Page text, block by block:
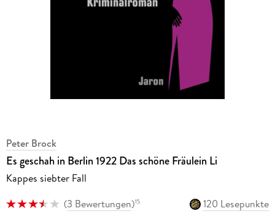
Peter Brock
Es geschah in Berlin 1922 Das schöne Fräulein Li
Kappes siebter Fall
(3 Bewertungen)15
120 Lesepunkte